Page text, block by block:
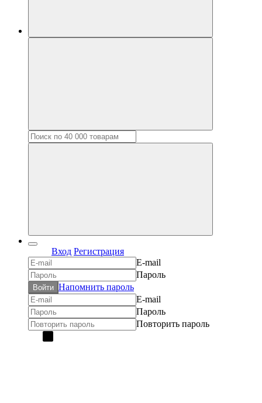
Вход Регистрация
E-mail
Пароль
Войти Напомнить пароль
E-mail
Пароль
Повторить пароль